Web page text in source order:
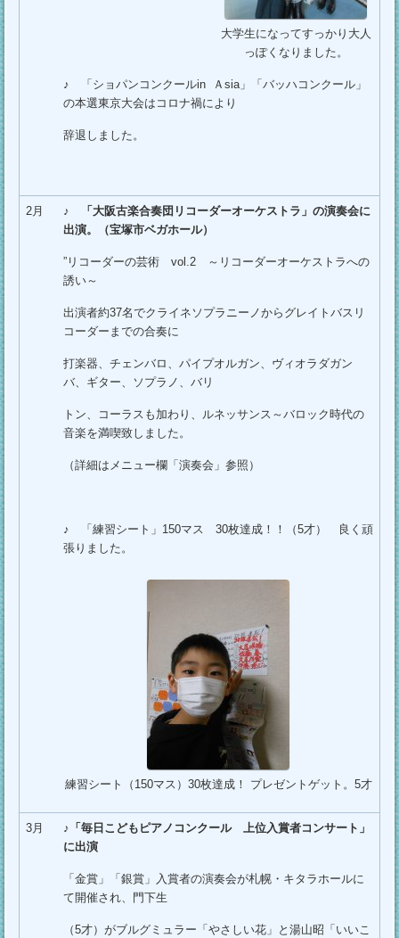
大学生になってすっかり大人
っぽくなりました。
♪ 「ショパンコンクールin Ａsia」「バッハコンクール」
の本選東京大会はコロナ禍により
辞退しました。
2月 ♪
「大阪古楽合奏団リコーダーオーケストラ」の演奏会に
出演。（宝塚市ベガホール）
”リコーダーの芸術 vol.2 ～リコーダーオーケストラへの
誘い～
出演者約37名でクライネソプラニーノからグレイトバスリ
コーダーまでの合奏に
打楽器、チェンバロ、パイプオルガン、ヴィオラダガン
バ、ギター、ソプラノ、バリ
トン、コーラスも加わり、ルネッサンス～バロック時代の
音楽を満喫致しました。
（詳細はメニュー欄「演奏会」参照）
♪ 「練習シート」150マス 30枚達成！！（5才） 良く頑
張りました。
練習シート（150マス）30枚達成！ プレゼントゲット。5才
3月 ♪ 「毎日こどもピアノコンクール 上位入賞者コンサート」
に出演
「金賞」「銀賞」入賞者の演奏会が札幌・キタラホールに
て開催され、門下生
（5才）がブルグミュラー「やさしい花」と湯山昭「いいこ